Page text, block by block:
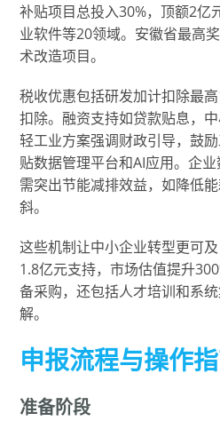
补贴项目总投入30%，顶额2亿
业软件等20领域。安徽省最高
术改造项目。
税收优惠包括研发加计扣除最
扣除。融资支持如贷款贴息，中
轻工业方案强调财政引导，鼓
贴数据管理平台和AI应用。企业
需突出节能减排效益，如降低
斜。
这些机制让中小企业转型更可
1.8亿元支持，市场估值提升
备采购，还包括人才培训和系
解。
申报流程与操作
准备阶段